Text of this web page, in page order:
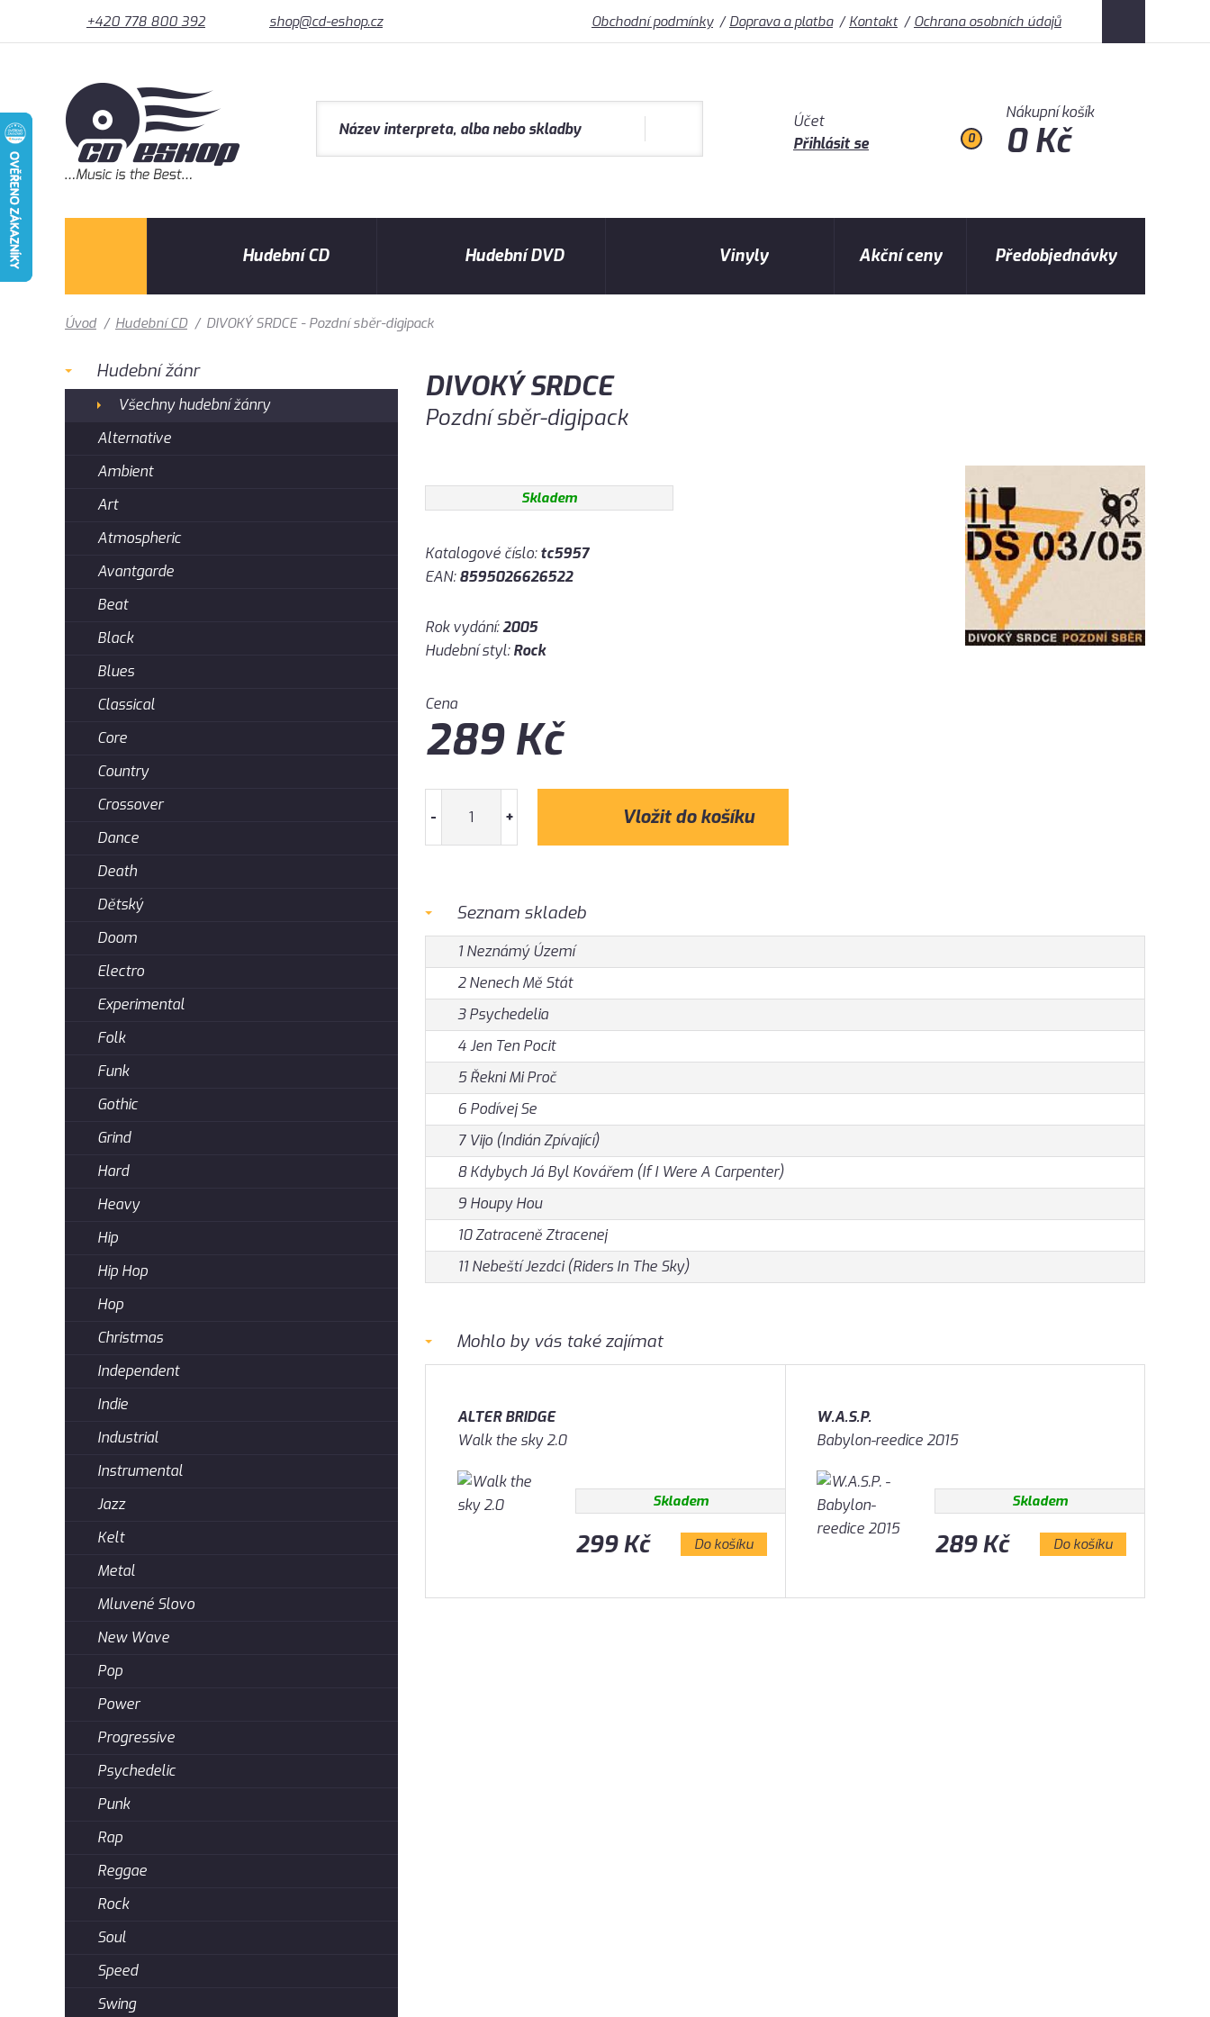
+420 778 800 392 shop@cd-eshop.cz Obchodní podmínky Doprava a platba Kontakt Ochrana osobních údajů
Účet
Přihlásit se
0
Nákupní košík
0 Kč
Hudební CD Hudební DVD Vinyly Akční ceny Předobjednávky
Úvod / Hudební CD / DIVOKÝ SRDCE - Pozdní sběr-digipack
DIVOKÝ SRDCE
Pozdní sběr-digipack
Skladem
Katalogové číslo:tc5957
EAN:8595026626522
Rok vydání:2005
Hudební styl:Rock
Cena
289Kč
- +
Seznam skladeb
1 Neznámý Území
2 Nenech Mě Stát
3 Psychedelia
4 Jen Ten Pocit
5 Řekni Mi Proč
6 Podívej Se
7 Vijo (Indián Zpívající)
8 Kdybych Já Byl Kovářem (If I Were A Carpenter)
9 Houpy Hou
10 Zatraceně Ztracenej
11 Nebeští Jezdci (Riders In The Sky)
Mohlo by vás také zajímat
ALTER BRIDGE
Walk the sky 2.0
Skladem
299 Kč Do košíku
W.A.S.P.
Babylon-reedice 2015
Skladem
289 Kč Do košíku
Hudební žánr
Všechny hudební žánry
Alternative
Ambient
Art
Atmospheric
Avantgarde
Beat
Black
Blues
Classical
Core
Country
Crossover
Dance
Death
Dětský
Doom
Electro
Experimental
Folk
Funk
Gothic
Grind
Hard
Heavy
Hip
Hip Hop
Hop
Christmas
Independent
Indie
Industrial
Instrumental
Jazz
Kelt
Metal
Mluvené Slovo
New Wave
Pop
Power
Progressive
Psychedelic
Punk
Rap
Reggae
Rock
Soul
Speed
Swing